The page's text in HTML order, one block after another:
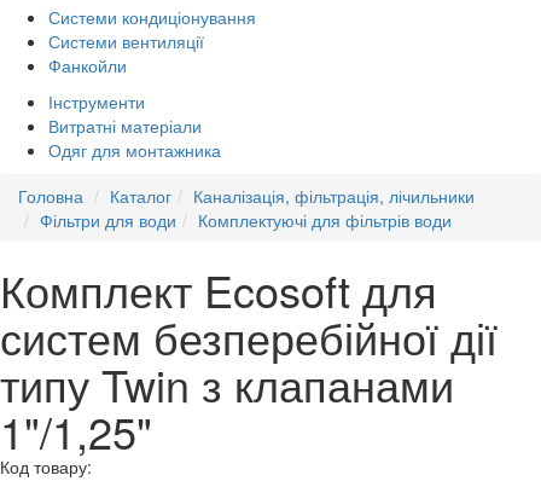
Системи кондиціонування
Системи вентиляції
Фанкойли
Інструменти
Витратні матеріали
Одяг для монтажника
Головна
Каталог
Каналізація, фільтрація, лічильники
Фільтри для води
Комплектуючі для фільтрів води
Комплект Ecosoft для
систем безперебійної дії
типу Twin з клапанами
1"/1,25"
Код товару: